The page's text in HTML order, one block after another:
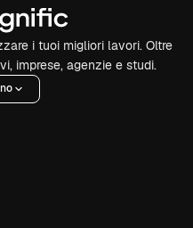
i tuoi migliori lavori. Oltre
imprese, agenzie e studi.